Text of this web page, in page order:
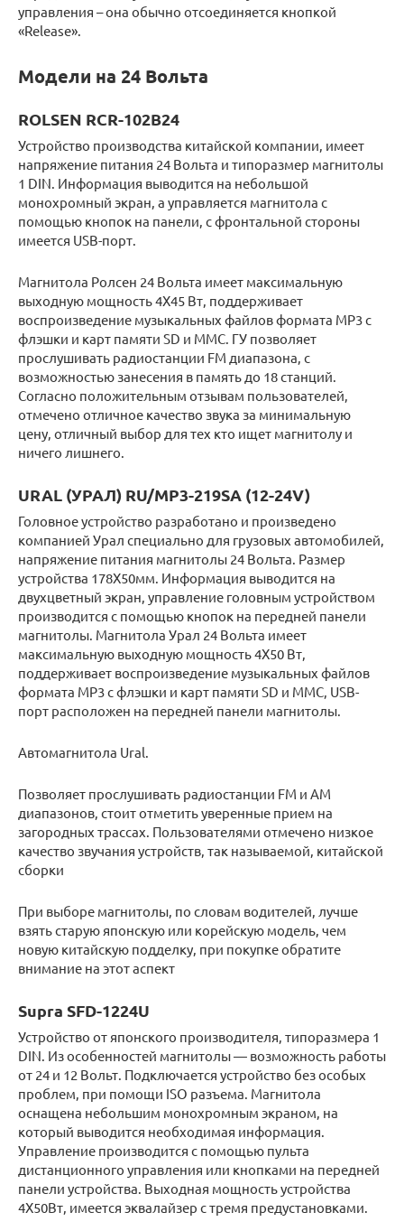
управления – она обычно отсоединяется кнопкой
«Release».
Модели на 24 Вольта
ROLSEN RCR-102B24
Устройство производства китайской компании, имеет
напряжение питания 24 Вольта и типоразмер магнитолы
1 DIN. Информация выводится на небольшой
монохромный экран, а управляется магнитола с
помощью кнопок на панели, с фронтальной стороны
имеется USB-порт.
Магнитола Ролсен 24 Вольта имеет максимальную
выходную мощность 4Х45 Вт, поддерживает
воспроизведение музыкальных файлов формата МР3 с
флэшки и карт памяти SD и MMC. ГУ позволяет
прослушивать радиостанции FM диапазона, с
возможностью занесения в память до 18 станций.
Согласно положительным отзывам пользователей,
отмечено отличное качество звука за минимальную
цену, отличный выбор для тех кто ищет магнитолу и
ничего лишнего.
URAL (УРАЛ) RU/MP3-219SA (12-24V)
Головное устройство разработано и произведено
компанией Урал специально для грузовых автомобилей,
напряжение питания магнитолы 24 Вольта. Размер
устройства 178Х50мм. Информация выводится на
двухцветный экран, управление головным устройством
производится с помощью кнопок на передней панели
магнитолы. Магнитола Урал 24 Вольта имеет
максимальную выходную мощность 4Х50 Вт,
поддерживает воспроизведение музыкальных файлов
формата МР3 с флэшки и карт памяти SD и MMC, USB-
порт расположен на передней панели магнитолы.
Автомагнитола Ural.
Позволяет прослушивать радиостанции FM и АМ
диапазонов, стоит отметить уверенные прием на
загородных трассах. Пользователями отмечено низкое
качество звучания устройств, так называемой, китайской
сборки
При выборе магнитолы, по словам водителей, лучше
взять старую японскую или корейскую модель, чем
новую китайскую подделку, при покупке обратите
внимание на этот аспект
Supra SFD-1224U
Устройство от японского производителя, типоразмера 1
DIN. Из особенностей магнитолы — возможность работы
от 24 и 12 Вольт. Подключается устройство без особых
проблем, при помощи ISO разъема. Магнитола
оснащена небольшим монохромным экраном, на
который выводится необходимая информация.
Управление производится с помощью пульта
дистанционного управления или кнопками на передней
панели устройства. Выходная мощность устройства
4Х50Вт, имеется эквалайзер с тремя предустановками.